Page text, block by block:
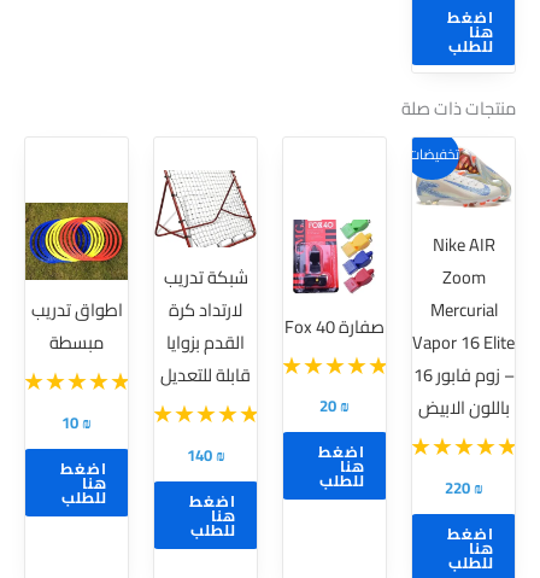
اضغط
هنا
للطلب
منتجات ذات صلة
تخفيضات!
Nike AIR
Zoom
Mercurial
Vapor 16 Elite
– زوم فابور 16
باللون الابيض
220₪
اضغط
هنا
للطلب
هناك
العديد
من
الأشكال
المختلفة
لهذا
المنتج.
يمكن
اختيار
الخيارات
على
صفحة
المنتج
صفارة Fox 40
20₪
اضغط
هنا
للطلب
شبكة تدريب
لارتداد كرة
القدم بزوايا
قابلة للتعديل
140₪
اضغط
هنا
للطلب
اطواق تدريب
مبسطة
10₪
اضغط
هنا
للطلب